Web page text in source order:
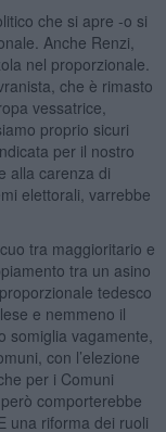
che si apre -o si
Anche Renzi,
nel proporzionale.
che è rimasto
vessatrice,
proprio sicuri
per il nostro
alla carenza di
elettorali, varrebbe
tra maggioritario e
tra un asino
tedesco
e nemmeno il
somiglia vagamente,
con l’elezione
per i Comuni
comporterebbe
una riforma dei ruoli